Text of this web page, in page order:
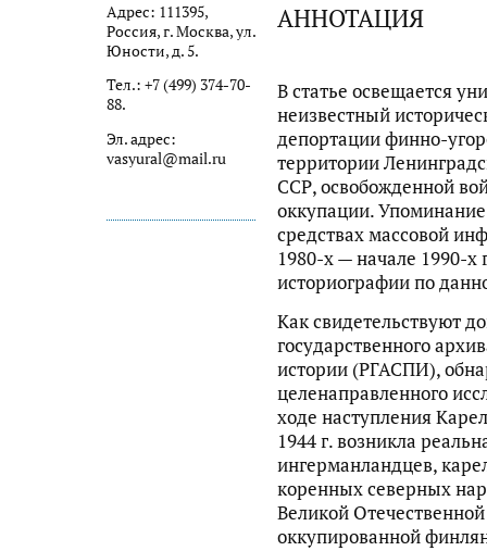
Адрес: 111395,
Россия, г. Москва, ул.
Юности, д. 5.
Тел.: +7 (499) 374-70-
88.
Эл. адрес:
vasyural@mail.ru
АННОТАЦИЯ
В статье освещается
неизвестный
депортации финно-
территории
ССР, освобожденной
оккупации.
средствах массовой
1980-х — начале 1990-х
историографии по
Как свидетельствуют
государственного
истории (РГАСПИ),
целенаправленного
ходе наступления
1944 г. возникла
ингерманландцев,
коренных северных
Великой
оккупированной